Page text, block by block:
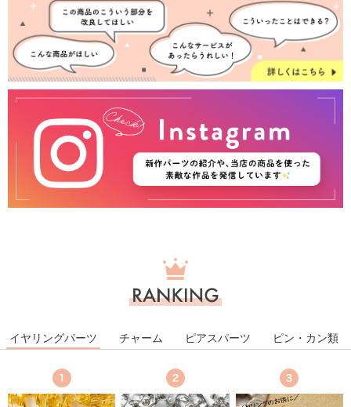
ラ
ン
イヤリングパーツ チャーム ピアスパーツ ピン・カン類